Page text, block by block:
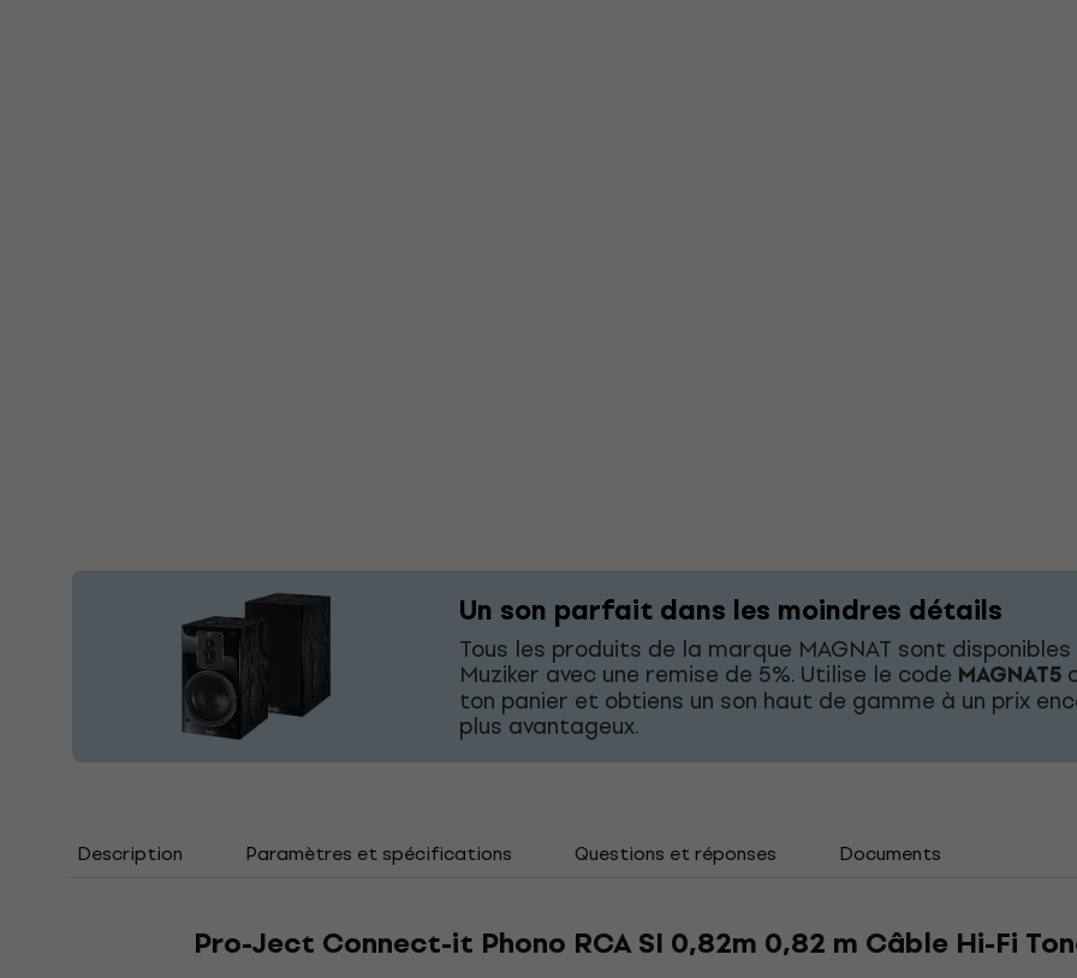
Un son parfait dans les moindres détails
Tous les produits de la marque MAGNAT sont
Muziker avec une remise de 5%. Utilise le code MAGNAT5
ton panier et obtiens un son haut de gamme à un prix
plus avantageux.
Description Paramètres et spécifications Questions et réponses Documents
Pro-Ject Connect-it Phono RCA SI 0,82m 0,82 m Câble Hi-Fi